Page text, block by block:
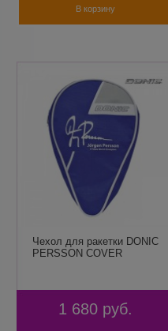
В корзину
Чехол для ракетки DONIC
PERSSON COVER
1 680 руб.